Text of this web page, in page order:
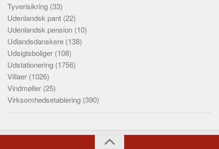
Tyverisikring (33)
Udenlandsk pant (22)
Udenlandsk pension (10)
Udlandsdanskere (138)
Udsigtsboliger (108)
Udstationering (1756)
Villaer (1026)
Vindmøller (25)
Virksomhedsetablering (390)